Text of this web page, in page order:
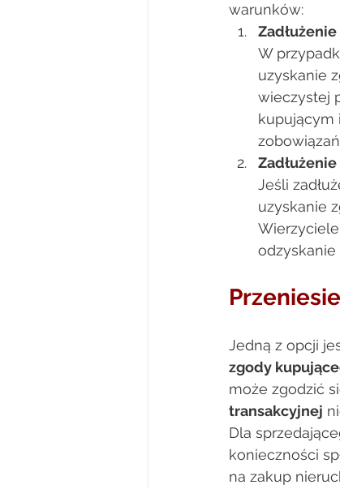
warunków:
W
uzyskanie
wieczystej
kupującym
Jeśli
uzyskanie
Jedną z opcji
zgody
może zgodzić
transakcyjnej
Dla
konieczności
na zakup